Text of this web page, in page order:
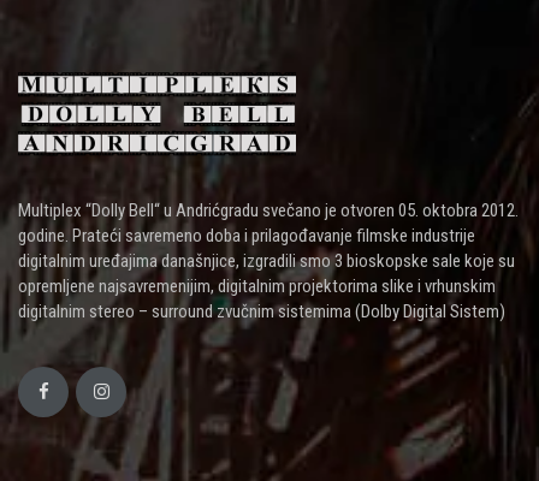
Multiplex “Dolly Bell“ u Andrićgradu svečano je otvoren 05. oktobra 2012.
godine. Prateći savremeno doba i prilagođavanje filmske industrije
digitalnim uređajima današnjice, izgradili smo 3 bioskopske sale koje su
opremljene najsavremenijim, digitalnim projektorima slike i vrhunskim
digitalnim stereo – surround zvučnim sistemima (Dolby Digital Sistem)